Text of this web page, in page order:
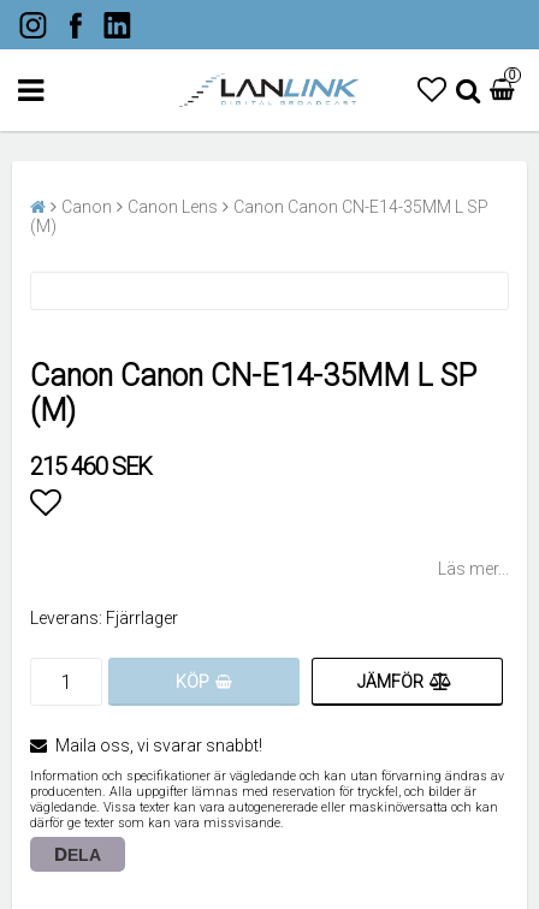
0
Canon Canon Lens
Canon Canon CN-E14-35MM L SP
(M)
Canon Canon CN-E14-35MM L SP
(M)
215 460 SEK
Läs mer...
Leverans: Fjärrlager
KÖP JÄMFÖR
Maila oss, vi svarar snabbt!
Information och specifikationer är vägledande och kan utan förvarning ändras av
producenten. Alla uppgifter lämnas med reservation för tryckfel, och bilder är
vägledande. Vissa texter kan vara autogenererade eller maskinöversatta och kan
därför ge texter som kan vara missvisande.
DELA